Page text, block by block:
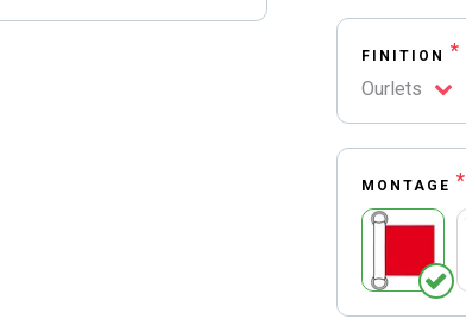
FINITION *
Ourlets
MONTAGE *